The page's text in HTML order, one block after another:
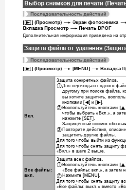
Выбор снимков для печати (
p ] (Просмотр) * Экран фотоснимка
Вкладка Просмотр * Печать DPOF
Дополнительная информация приведена на стр
Защита файла от удаления (Защи
[p] (Просмотр) * [MENU] * Вкладка
Защита конкретных файлов.
Для перехода от одного
1
другому при поиске файла,
вы хотите защитить,
кнопками [ 4 и 6].
Воспользуйтесь кнопками 8
2
чтобы выбрать « Вкл.», а
Вкл. нажмите [SET].
Защищённый снимок
Повторите действия,
3
защитить другие файлы.
Для того чтобы выйти из
Для того чтобы снять защиту
«Вкл.» в шаге 2 выше.
Защита всех файлов.
Воспользуйтесь кнопками 8
1
Все файлы : «Все файлы: вкл.», а затем
вкл. Нажмите [MENU].
2
Для того чтобы снять защиту
«Все файлы: выкл.» вместо «